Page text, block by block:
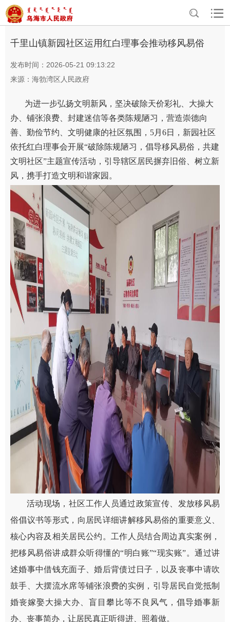
首页>资讯中心 > 三区动态
千里山镇新园社区运用红白理事会推动移风易俗
发布时间：2026-05-21 09:13:22
来源：海勃湾区人民政府
为进一步弘扬文明新风，坚决破除天价彩礼、大操大
办、铺张浪费、封建迷信等各类陈规陋习，营造崇德向
善、勤俭节约、文明健康的社区氛围，5月6日，新园社区
依托红白理事会开展“破除陈规陋习，倡导移风易俗，共建
文明社区”主题宣传活动，引导辖区居民摒弃旧俗、树立新
风，携手打造文明和谐家园。
活动现场，社区工作人员通过政策宣传、发放移风易
俗倡议书等形式，向居民详细讲解移风易俗的重要意义、
核心内容及相关居民公约。工作人员结合周边真实案例，
把移风易俗讲成群众听得懂的“明白账”“现实账”。通过讲
述婚事中借钱充面子、婚后背债过日子，以及丧事中请吹
鼓手、大摆流水席等铺张浪费的实例，引导居民自觉抵制
婚丧嫁娶大操大办、盲目攀比等不良风气，倡导婚事新
办、丧事简办，让居民真正听得进、照着做。